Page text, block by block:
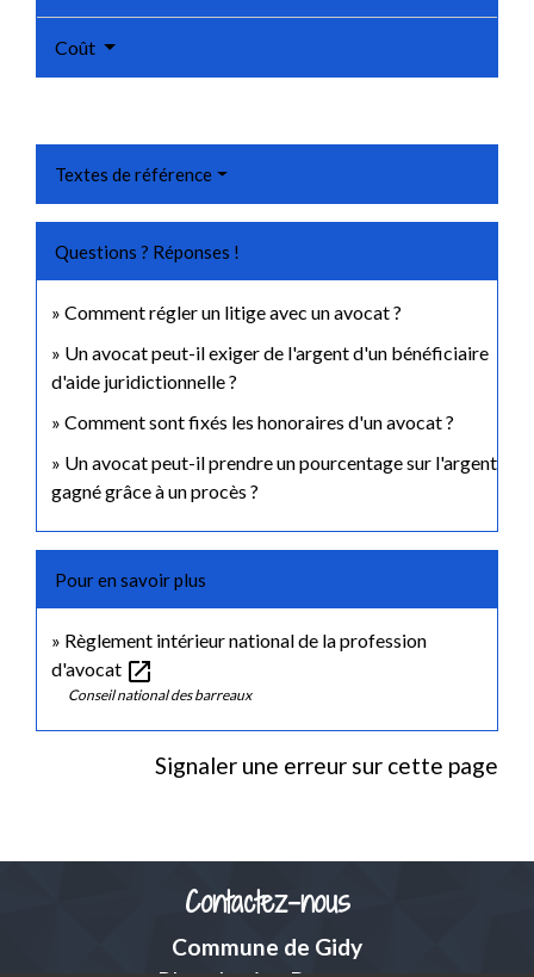
Coût
Textes de référence
Questions ? Réponses !
Comment régler un litige avec un avocat ?
Un avocat peut-il exiger de l'argent d'un bénéficiaire
d'aide juridictionnelle ?
Comment sont fixés les honoraires d'un avocat ?
Un avocat peut-il prendre un pourcentage sur l'argent
gagné grâce à un procès ?
Pour en savoir plus
Règlement intérieur national de la profession
d'avocat open_in_new
Conseil national des barreaux
Signaler une erreur sur cette page
Contactez-nous
Commune de Gidy